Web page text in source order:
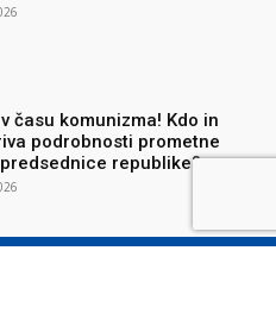
času komunizma! Kdo in
podrobnosti prometne
republike?